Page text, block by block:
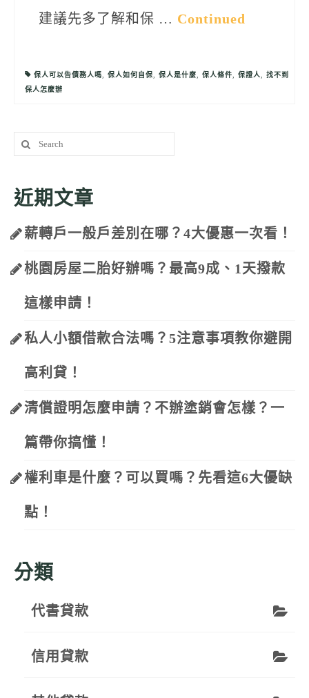
建議先多了解和保 … Continued
保人可以告債務人嗎, 保人如何自保, 保人是什麼, 保人條件, 保證人, 找不到
保人怎麼辦
Search
for:
近期文章
薪轉戶一般戶差別在哪？4大優惠一次看！
桃園房屋二胎好辦嗎？最高9成、1天撥款
這樣申請！
私人小額借款合法嗎？5注意事項教你避開
高利貸！
清償證明怎麼申請？不辦塗銷會怎樣？一
篇帶你搞懂！
權利車是什麼？可以買嗎？先看這6大優缺
點！
分類
代書貸款
信用貸款